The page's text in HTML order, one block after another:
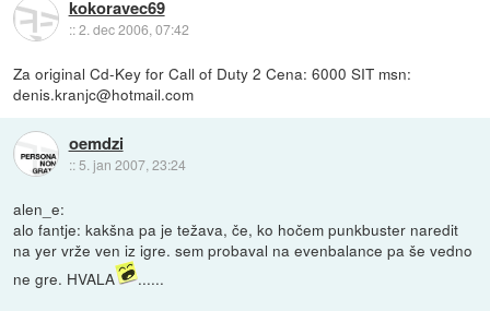
kokoravec69
::2. dec 2006, 07:42
Za original Cd-Key for Call of Duty 2 Cena: 6000 SIT msn:
denis.kranjc@hotmail.com
oemdzi
:: 5. jan 2007, 23:24
alen_e:
alo fantje: kakšna pa je težava, če, ko hočem punkbuster naredit
na yer vrže ven iz igre. sem probaval na evenbalance pa še vedno
ne gre. HVALA
......